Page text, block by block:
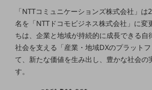
5G対応ホームルーター
通信モジュール製品
衛星携帯電話
IOT完了済みメーカーブランド製品
「NTTコミュニケーションズ株式会社」
名を「NTTドコモビジネス株式会社」に変
ちは、企業と地域が持続的に成長できる自
社会を支える「産業・地域DXのプラット
て、新たな価値を生み出し、豊かな社会の
す。